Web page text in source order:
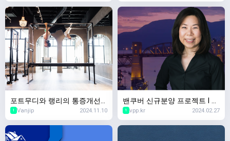
포트무디와 랭리의 통증개선
필라테스 핫스팟 – MK Move
ment Co.로 초대합니다!
1 Vanjip 2024.11.10
밴쿠버 신규분양 프로젝트 l 리
얼터 유니스 리
1 vpp.kr 2024.02.27